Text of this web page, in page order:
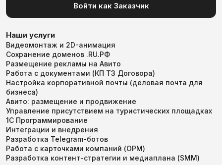
Войти как Заказчик
Наши услуги
Видеомонтаж и 2D-анимация
Сохранение доменов .RU.РФ
Размещение рекламы на Авито
Работа с документами (КП ТЗ Договора)
Настройка корпоративной почты (деловая почта для
бизнеса)
Авито: размещение и продвижение
Управление присутствием на туристических площадках
1С Программирование
Интеграции и внедрения
Разработка Telegram-ботов
Работа с карточками компаний (ОРМ)
Разработка контент-стратегии и медиаплана (SMM)